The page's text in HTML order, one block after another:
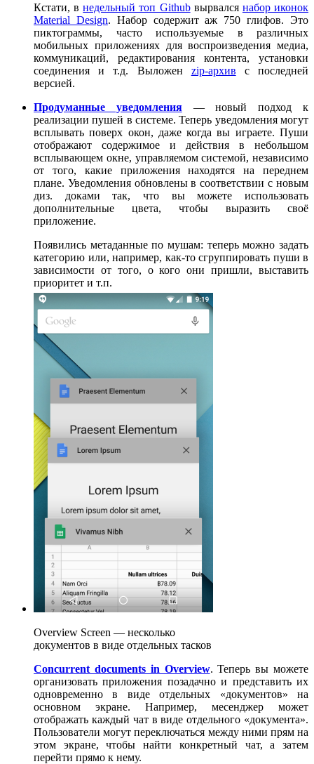
Кстати, внедельный топ Githubвырвался набор иконок
Material Design. Набор содержит аж 750 глифов. Это
пиктограммы, часто используемые в различных
мобильных приложениях для воспроизведения медиа,
коммуникаций, редактирования контента, установки
соединения и т.д. Выложен zip-архив с последней
версией.
Продуманные уведомления— новый подход к
реализации пушей в системе. Теперь уведомления могут
всплывать поверх окон, даже когда вы играете. Пуши
отображают содержимое и действия в небольшом
всплывающем окне, управляемом системой, независимо
от того, какие приложения находятся на переднем
плане. Уведомления обновлены в соответствии с новым
диз. доками так, что вы можете использовать
дополнительные цвета, чтобы выразить своё
приложение.
Появились метаданные по мушам: теперь можно задать
категорию или, например, как-то сгруппировать пуши в
зависимости от того, о кого они пришли, выставить
приоритет и т.п.
Overview Screen — несколько
документов в виде отдельных тасков
Concurrent documents in Overview. Теперь вы можете
организовать приложения позадачно и представить их
одновременно в виде отдельных «документов» на
основном экране. Например, месенджер может
отображать каждый чат в виде отдельного «документа».
Пользователи могут переключаться между ними прям на
этом экране, чтобы найти конкретный чат, а затем
перейти прямо к нему.